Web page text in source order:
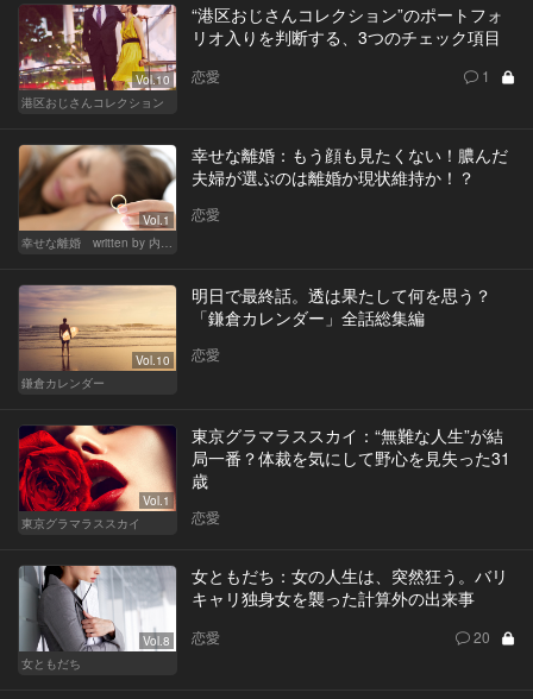
Vol.10
港区おじさんコレクション
“港区おじさんコレクション”のポートフォ
リオ入りを判断する、3つのチェック項目
恋愛 1
Vol.1
幸せな離婚：もう顔も見たくない！膿んだ
夫婦が選ぶのは離婚か現状維持か！？
恋愛
Vol.10
鎌倉カレンダー
明日で最終話。透は果たして何を思う？
「鎌倉カレンダー」全話総集編
恋愛
Vol.1
東京グラマラススカイ
東京グラマラススカイ：“無難な人生”が結
局一番？体裁を気にして野心を見失った31
歳
恋愛
Vol.8
女ともだち
女ともだち：女の人生は、突然狂う。バリ
キャリ独身女を襲った計算外の出来事
恋愛 20